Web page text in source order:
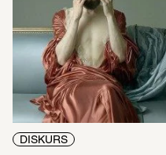
DISKURS